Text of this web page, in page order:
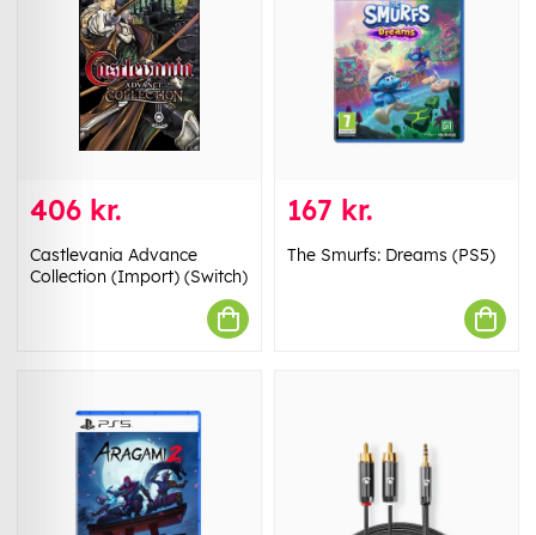
406 kr.
Castlevania Advance
Collection (Import) (Switch)
167 kr.
The Smurfs: Dreams (PS5)